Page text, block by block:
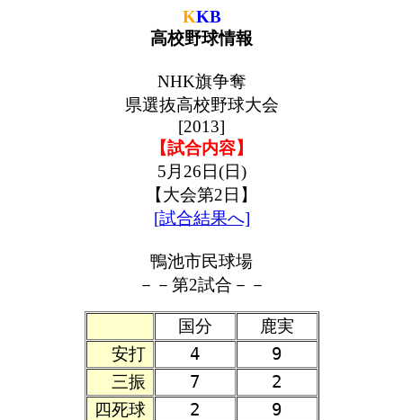
KKB
高校野球情報
NHK旗争奪
県選抜高校野球大会
[2013]
【試合内容】
5月26日(日)
【大会第2日】
[試合結果へ]
鴨池市民球場
－－第2試合－－
国分
鹿実
安打
4
9
三振
7
2
四死球
2
9